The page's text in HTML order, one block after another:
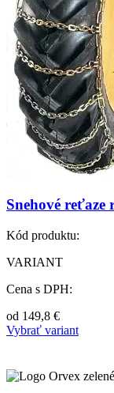
Snehové reťaze
Kód produktu:
VARIANT
Cena s DPH:
od 149,8 €
Vybrať variant